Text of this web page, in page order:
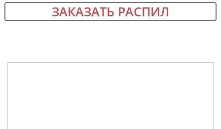
ЗАКАЗАТЬ РАСПИЛ